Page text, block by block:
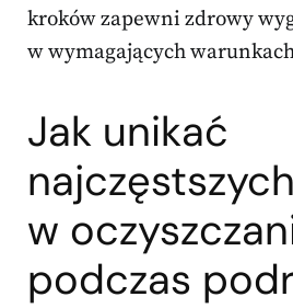
kroków zapewni zdrowy
w wymagających
Jak unikać
w
podczas